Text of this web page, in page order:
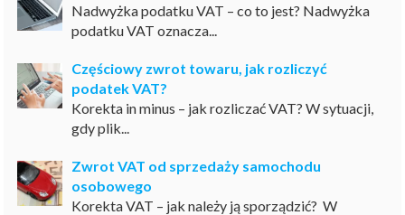
Nadwyżka podatku VAT – co to jest? Nadwyżka
podatku VAT oznacza...
Częściowy zwrot towaru, jak rozliczyć
podatek VAT?
Korekta in minus – jak rozliczać VAT? W sytuacji,
gdy plik...
Zwrot VAT od sprzedaży samochodu
osobowego
Korekta VAT – jak należy ją sporządzić? W